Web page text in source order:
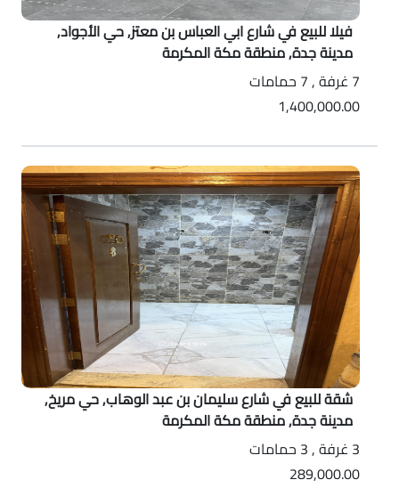
فيلا للبيع في شارع ابي العباس بن معتز, حي الأجواد,
مدينة جدة, منطقة مكة المكرمة
7 غرفة , 7 حمامات
1,400,000.00
شقة للبيع في شارع سليمان بن عبد الوهاب, حي مريخ,
مدينة جدة, منطقة مكة المكرمة
3 غرفة , 3 حمامات
289,000.00